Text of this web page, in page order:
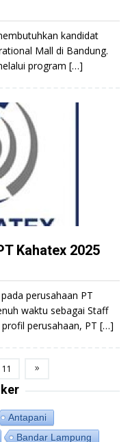
kandidat
Mall di Bandung.
program […]
Kahatex 2025
perusahaan PT
waktu sebagai Staff
perusahaan, PT […]
11
Antapani
Bandar Lampung